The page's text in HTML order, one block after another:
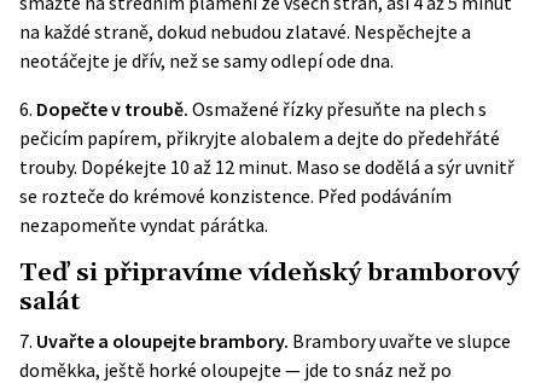
na každé straně, dokud nebudou zlatavé. Nespěchejte a
neotáčejte je dřív, než se samy odlepí ode dna.
6. Dopečte v troubě. Osmažené řízky přesuňte na plech s
pečicím papírem, přikryjte alobalem a dejte do předehřáté
trouby. Dopékejte 10 až 12 minut. Maso se dodělá a sýr uvnitř
se rozteče do krémové konzistence. Před podáváním
nezapomeňte vyndat párátka.
Teď si připravíme vídeňský bramborový
salát
7. Uvařte a oloupejte brambory. Brambory uvařte ve slupce
doměkka, ještě horké oloupejte — jde to snáz než po